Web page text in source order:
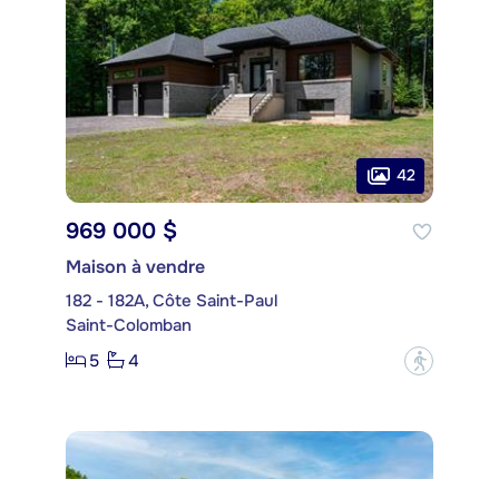
42
969 000 $
Maison à vendre
182 - 182A, Côte Saint-Paul
Saint-Colomban
5
4 ?